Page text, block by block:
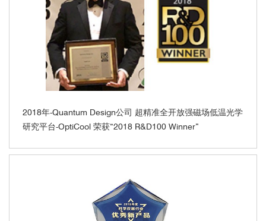
2018年-Quantum Design公司 超精准全开放强磁场低温光学
研究平台-OptiCool 荣获“2018 R&D100 Winner”